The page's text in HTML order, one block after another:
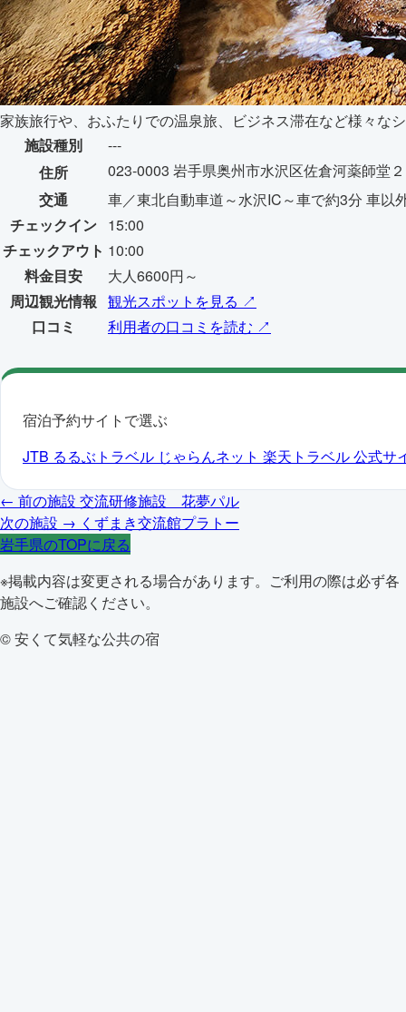
家族旅行や、おふたりでの温泉旅、ビジネス滞在など様々な
施設種別
---
住所
023-0003 岩手県奥州市水沢区佐倉河薬師堂
交通
車／東北自動車道～水沢IC～車で約3分 車以
チェックイン 15:00
チェックアウト 10:00
料金目安
大人6600円～
周辺観光情報 観光スポットを見る ↗
口コミ
利用者の口コミを読む ↗
宿泊予約サイトで選ぶ
JTB るるぶトラベル じゃらんネット 楽天トラベル公式サ
← 前の施設 交流研修施設 花夢パル
次の施設 → くずまき交流館プラトー
岩手県のTOPに戻る
※掲載内容は変更される場合があります。ご利用の際は必ず各
施設へご確認ください。
© 安くて気軽な公共の宿